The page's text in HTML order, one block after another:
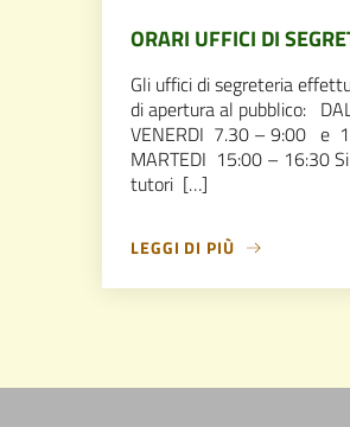
ORARI UFFICI DI
Gli uffici di segreteria
di apertura al pubblico:
VENERDI 7.30 – 9:00 e
MARTEDI 15:00 – 16:30
tutori […]
LEGGI DI PIÙ